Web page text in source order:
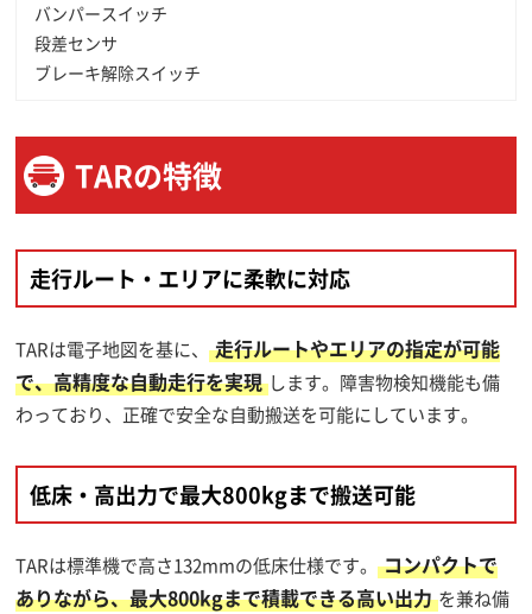
バンパースイッチ
段差センサ
ブレーキ解除スイッチ
TARの特徴
走行ルート・エリアに柔軟に対応
TARは電子地図を基に、 走行ルートやエリアの指定が可能
で、高精度な自動走行を実現 します。障害物検知機能も備
わっており、正確で安全な自動搬送を可能にしています。
低床・高出力で最大800kgまで搬送可能
TARは標準機で高さ132mmの低床仕様です。 コンパクトで
ありながら、最大800kgまで積載できる高い出力 を兼ね備